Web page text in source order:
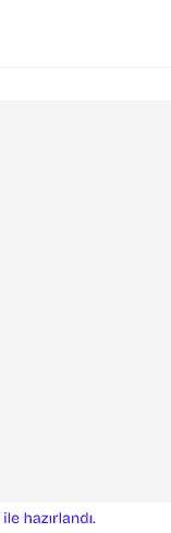
e-